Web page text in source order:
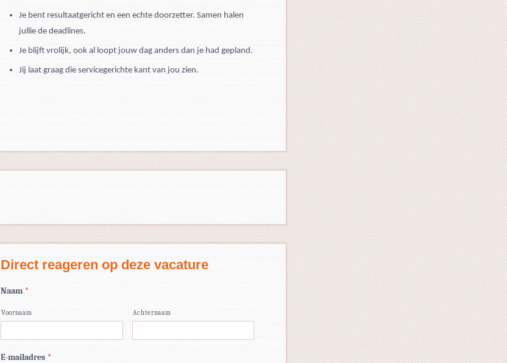
Je bent resultaatgericht en een echte doorzetter. Samen halen
jullie de deadlines.
Je blijft vrolijk, ook al loopt jouw dag anders dan je had gepland.
Jij laat graag die servicegerichte kant van jou zien.
Direct reageren op deze vacature
Naam *
Voornaam Achternaam
E-mailadres *